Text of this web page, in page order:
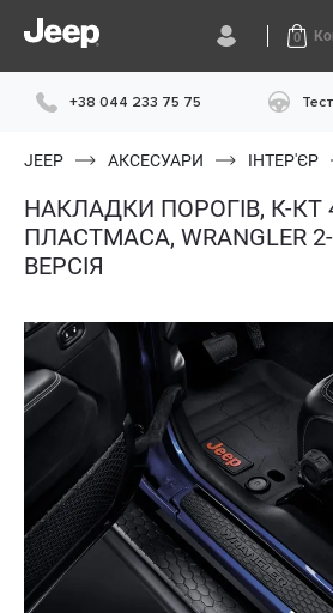
0
+38 044 233 75 75
JEEP АКСЕСУАРИ ІНТЕР'ЄР
НАКЛАДКИ ПОРОГІВ, К-КТ
ПЛАСТМАСА, WRANGLER
ВЕРСІЯ